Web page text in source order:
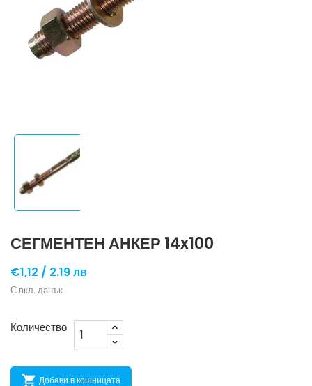
СЕГМЕНТЕН АНКЕР 14x100
€1,12 / 2.19 лв
С вкл. данък
Количество
 Добави в кошницата